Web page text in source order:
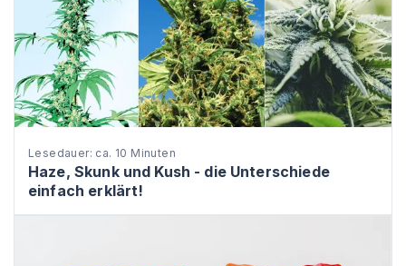
Lesedauer: ca. 10 Minuten
Haze, Skunk und Kush - die Unterschiede
einfach erklärt!